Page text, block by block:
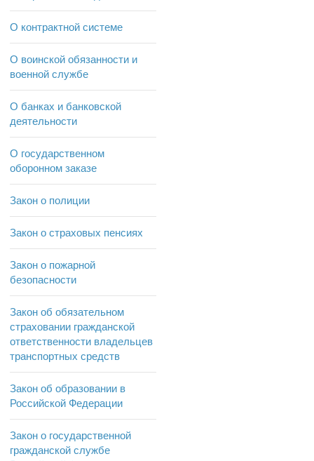
О контрактной системе
О воинской обязанности и
военной службе
О банках и банковской
деятельности
О государственном
оборонном заказе
Закон о полиции
Закон о страховых пенсиях
Закон о пожарной
безопасности
Закон об обязательном
страховании гражданской
ответственности владельцев
транспортных средств
Закон об образовании в
Российской Федерации
Закон о государственной
гражданской службе